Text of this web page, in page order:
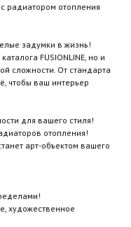
радиатором отопления
задумки в жизнь!
FUSIONLINE, но и
сложности. От стандарта
чтобы ваш интерьер
для вашего стиля!
отопления!
арт-объектом вашего
художественное